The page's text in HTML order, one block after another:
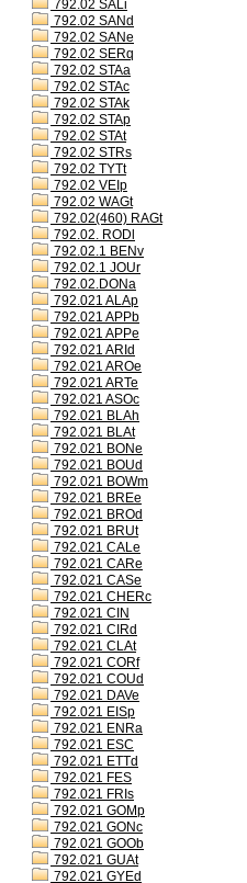
792.02 SALi
792.02 SANd
792.02 SANe
792.02 SERq
792.02 STAa
792.02 STAc
792.02 STAk
792.02 STAp
792.02 STAt
792.02 STRs
792.02 TYTt
792.02 VEIp
792.02 WAGt
792.02(460) RAGt
792.02. RODl
792.02.1 BENv
792.02.1 JOUr
792.02.DONa
792.021 ALAp
792.021 APPb
792.021 APPe
792.021 ARId
792.021 AROe
792.021 ARTe
792.021 ASOc
792.021 BLAh
792.021 BLAt
792.021 BONe
792.021 BOUd
792.021 BOWm
792.021 BREe
792.021 BROd
792.021 BRUt
792.021 CALe
792.021 CARe
792.021 CASe
792.021 CHERc
792.021 CIN
792.021 CIRd
792.021 CLAt
792.021 CORf
792.021 COUd
792.021 DAVe
792.021 EISp
792.021 ENRa
792.021 ESC
792.021 ETTd
792.021 FES
792.021 FRIs
792.021 GOMp
792.021 GONc
792.021 GOOb
792.021 GUAt
792.021 GYEd